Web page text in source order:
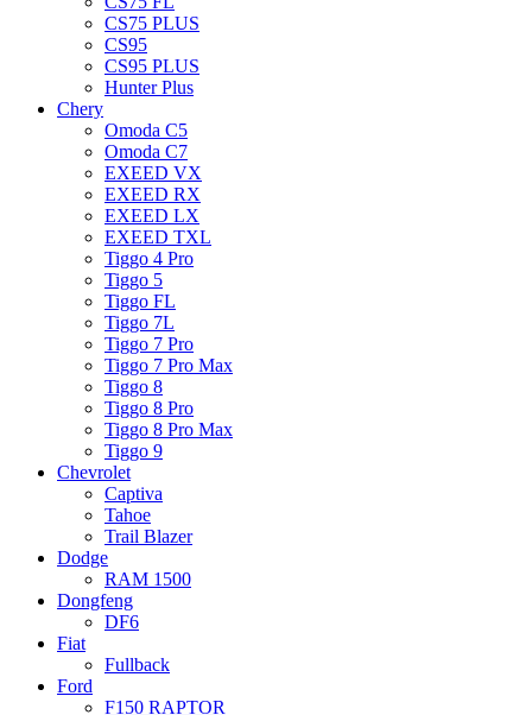
CS75 PLUS
CS95
CS95 PLUS
Hunter Plus
Chery
Omoda C5
Omoda C7
EXEED VX
EXEED RX
EXEED LX
EXEED TXL
Tiggo 4 Pro
Tiggo 5
Tiggo FL
Tiggo 7L
Tiggo 7 Pro
Tiggo 7 Pro Max
Tiggo 8
Tiggo 8 Pro
Tiggo 8 Pro Max
Tiggo 9
Chevrolet
Captiva
Tahoe
Trail Blazer
Dodge
RAM 1500
Dongfeng
DF6
Fiat
Fullback
Ford
F150 RAPTOR